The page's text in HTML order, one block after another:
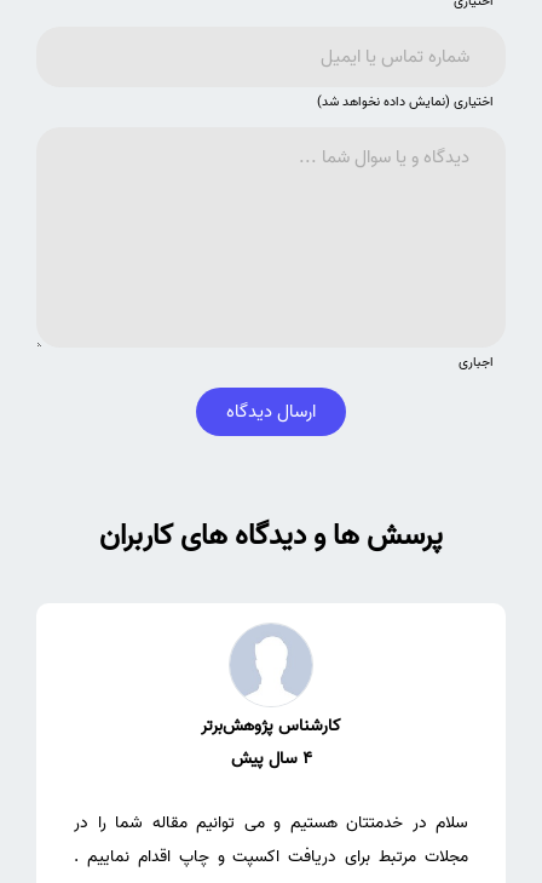
اختیاری (نمایش داده نخواهد شد)
اجباری
ارسال دیدگاه
پرسش ها و دیدگاه های کاربران
کارشناس پژوهش‌برتر
4 سال پیش
سلام در خدمتتان هستیم و می توانیم مقاله شما را در
مجلات مرتبط برای دریافت اکسپت و چاپ اقدام نماییم .